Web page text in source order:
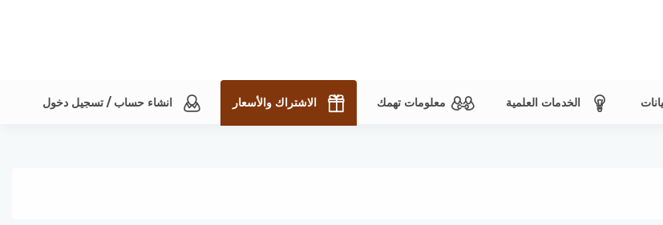
الخدمات العلمية معلومات تهمك الاشتراك والأسعار انشاء حساب / تسجيل دخول